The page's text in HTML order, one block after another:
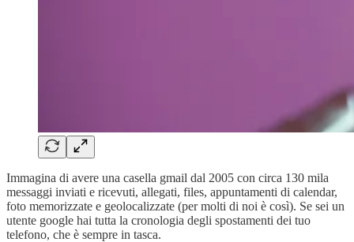
Immagina di avere una casella gmail dal 2005 con circa 130 mila
messaggi inviati e ricevuti, allegati, files, appuntamenti di calendar,
foto memorizzate e geolocalizzate (per molti di noi è così). Se sei un
utente google hai tutta la cronologia degli spostamenti dei tuo
telefono, che è sempre in tasca.